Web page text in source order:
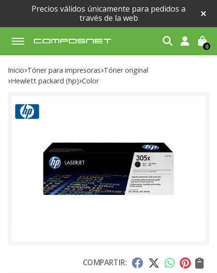
Precios válidos únicamente para pedidos a
través de la web
Buscar 0
Inicio tóner para impresoras
tóner original
hewlett packard (hp)
color
COMPARTIR: